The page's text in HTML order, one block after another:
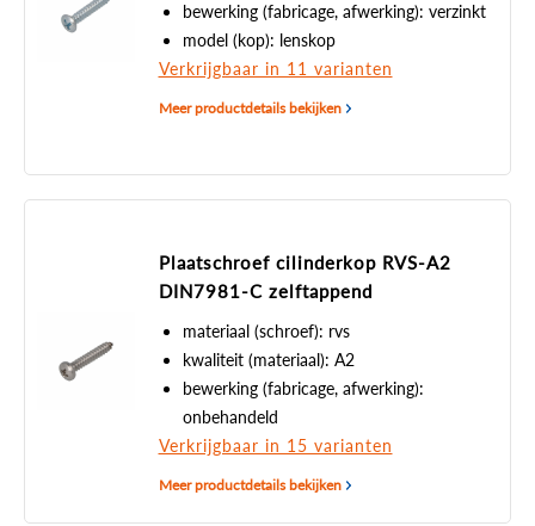
bewerking (fabricage, afwerking): verzinkt
model (kop): lenskop
Verkrijgbaar in 11 varianten
Meer productdetails bekijken
Plaatschroef cilinderkop RVS-A2
DIN7981-C zelftappend
materiaal (schroef): rvs
kwaliteit (materiaal): A2
bewerking (fabricage, afwerking):
onbehandeld
Verkrijgbaar in 15 varianten
Meer productdetails bekijken